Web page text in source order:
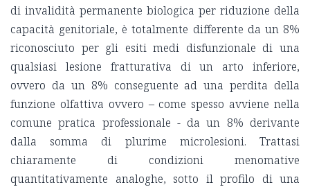
di invalidità permanente biologica per riduzione della
capacità genitoriale, è totalmente differente da un 8%
riconosciuto per gli esiti medi disfunzionale di una
qualsiasi lesione fratturativa di un arto inferiore,
ovvero da un 8% conseguente ad una perdita della
funzione olfattiva ovvero – come spesso avviene nella
comune pratica professionale - da un 8% derivante
dalla somma di plurime microlesioni. Trattasi
chiaramente di condizioni menomative
quantitativamente analoghe, sotto il profilo di una